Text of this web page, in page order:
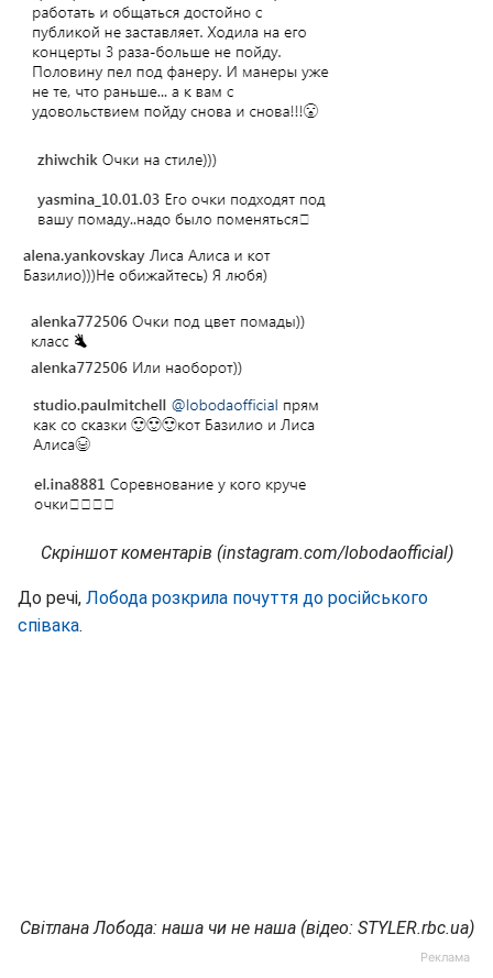
Скріншот коментарів (instagram.com/lobodaofficial)
До речі, Лобода розкрила почуття до російського
співака.
Світлана Лобода: наша чи не наша (відео: STYLER.rbc.ua)